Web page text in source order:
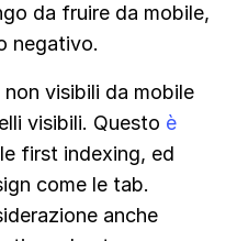
da fruire da mobile,
negativo.
visibili da mobile
visibili. Questo è
first indexing, ed
come le tab.
anche